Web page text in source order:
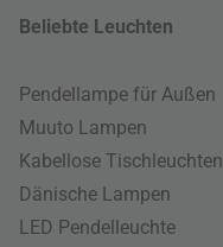
Beliebte Leuchten
Pendellampe für Außen
Muuto Lampen
Kabellose Tischleuchten
Dänische Lampen
LED Pendelleuchte